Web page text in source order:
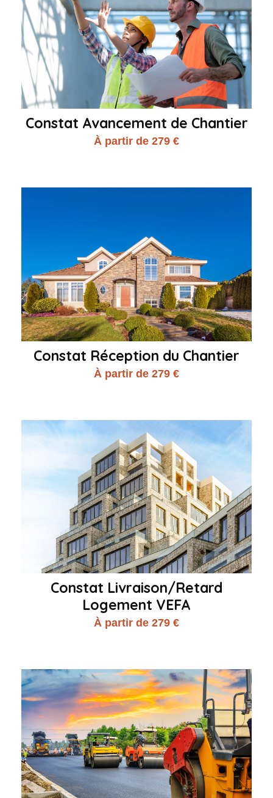
Constat Avancement de Chantier
À partir de 279 €
Constat Réception du Chantier
À partir de 279 €
Constat Livraison/Retard
Logement VEFA
À partir de 279 €